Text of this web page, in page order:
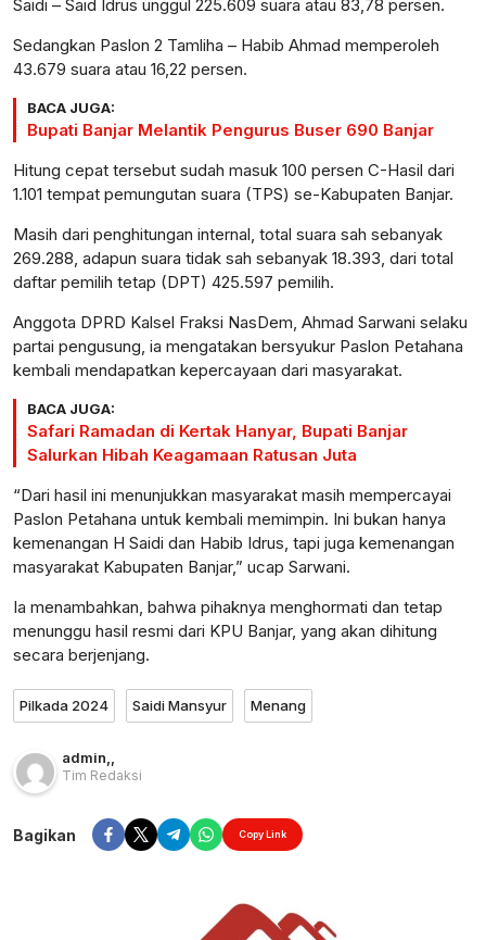
Saidi – Said Idrus unggul 225.609 suara atau 83,78 persen.
Sedangkan Paslon 2 Tamliha – Habib Ahmad memperoleh
43.679 suara atau 16,22 persen.
BACA JUGA:
Bupati Banjar Melantik Pengurus Buser 690 Banjar
Hitung cepat tersebut sudah masuk 100 persen C-Hasil dari
1.101 tempat pemungutan suara (TPS) se-Kabupaten Banjar.
Masih dari penghitungan internal, total suara sah sebanyak
269.288, adapun suara tidak sah sebanyak 18.393, dari total
daftar pemilih tetap (DPT) 425.597 pemilih.
Anggota DPRD Kalsel Fraksi NasDem, Ahmad Sarwani selaku
partai pengusung, ia mengatakan bersyukur Paslon Petahana
kembali mendapatkan kepercayaan dari masyarakat.
BACA JUGA:
Safari Ramadan di Kertak Hanyar, Bupati Banjar
Salurkan Hibah Keagamaan Ratusan Juta
“Dari hasil ini menunjukkan masyarakat masih mempercayai
Paslon Petahana untuk kembali memimpin. Ini bukan hanya
kemenangan H Saidi dan Habib Idrus, tapi juga kemenangan
masyarakat Kabupaten Banjar,” ucap Sarwani.
Ia menambahkan, bahwa pihaknya menghormati dan tetap
menunggu hasil resmi dari KPU Banjar, yang akan dihitung
secara berjenjang.
Pilkada 2024 Saidi Mansyur Menang
admin
Tim Redaksi
Bagikan Copy Link